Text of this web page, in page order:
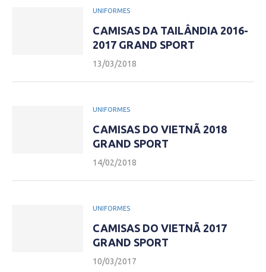
UNIFORMES
CAMISAS DA TAILÂNDIA 2016-
2017 GRAND SPORT
13/03/2018
UNIFORMES
CAMISAS DO VIETNÃ 2018
GRAND SPORT
14/02/2018
UNIFORMES
CAMISAS DO VIETNÃ 2017
GRAND SPORT
10/03/2017